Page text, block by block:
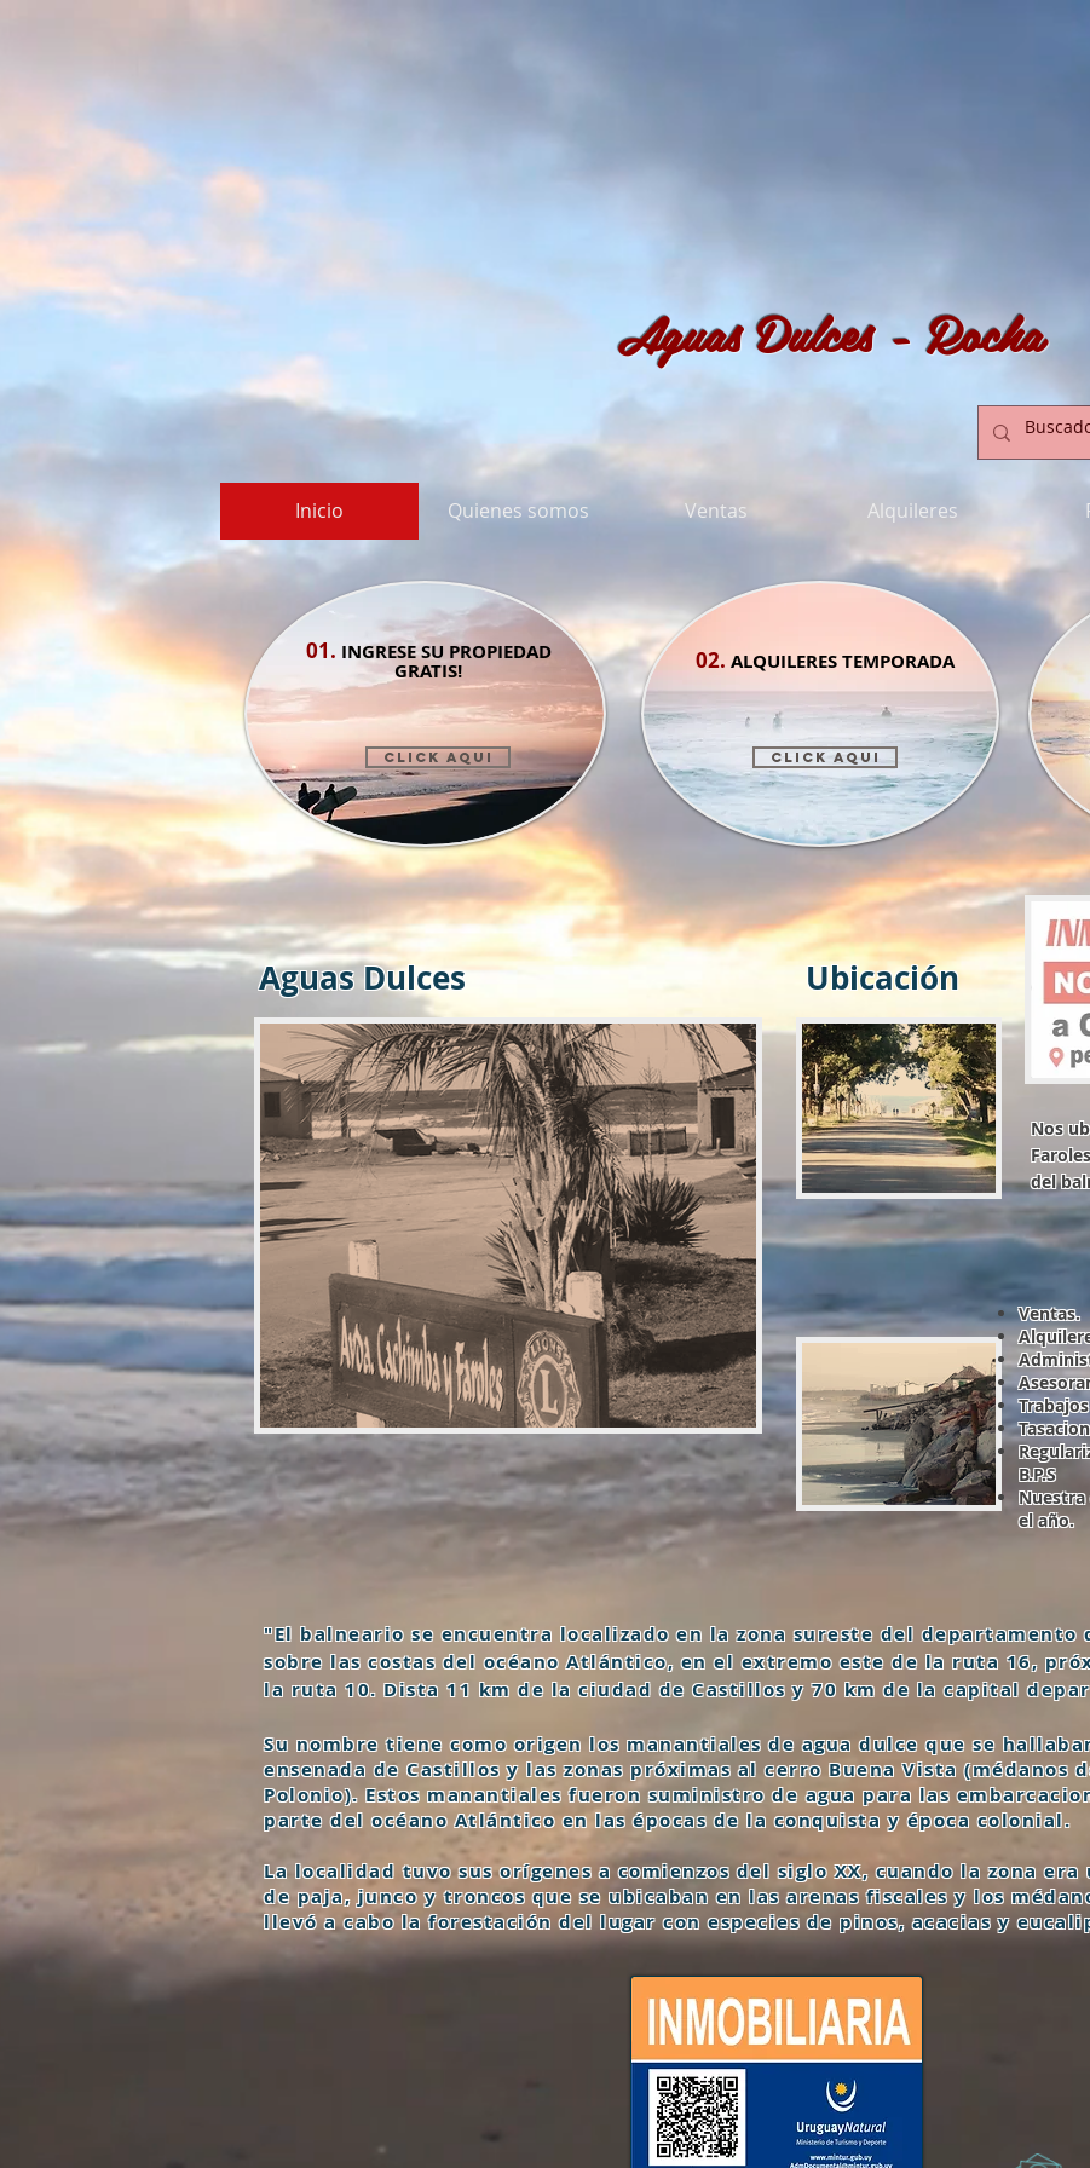
Aguas Dulces - Rocha
01. INGRESE SU PROPIEDAD
GRATIS!
CLICK AQUI
02. ALQUILERES TEMPORADA
CLICK AQUI
Aguas Dulces Ubicación
Nos
del
Ventas.
B.P.S
el año.
"El balneario se encuentra localizado en la zona sureste del departamento
sobre las costas del océano Atlántico, en el extremo este de la ruta 16,
la ruta 10. Dista 11 km de la ciudad de Castillos y 70 km de la capital
Su nombre tiene como origen los manantiales de agua dulce que se
ensenada de Castillos y las zonas próximas al cerro Buena Vista (médanos
Polonio). Estos manantiales fueron suministro de agua para las
parte del océano Atlántico en las épocas de la conquista y época colonial.
La localidad tuvo sus orígenes a comienzos del siglo XX, cuando la zona
de paja, junco y troncos que se ubicaban en las arenas fiscales y los
llevó a cabo la forestación del lugar con especies de pinos, acacias y
Inicio Quienes somos Ventas Alquileres